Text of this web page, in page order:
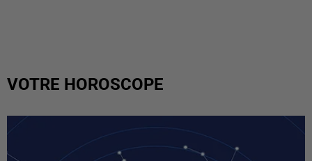
VOTRE HOROSCOPE